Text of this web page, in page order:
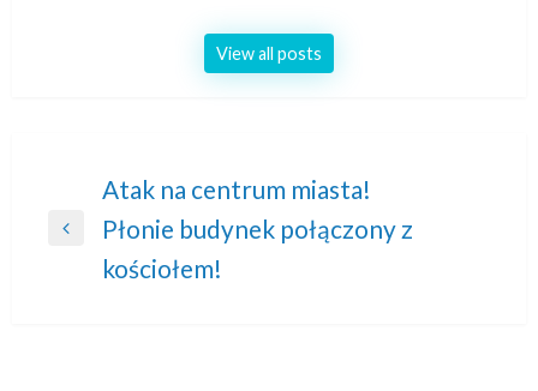
View all posts
Nawigacja
wpisu
Previous
Atak na centrum miasta!
Płonie budynek połączony z
kościołem!